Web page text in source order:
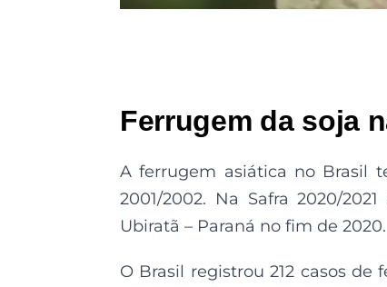
Ferrugem da soja
A ferrugem asiática no Brasil
2001/2002. Na Safra 2020/
Ubiratã – Paraná no fim de 2020.
O Brasil registrou 212 casos